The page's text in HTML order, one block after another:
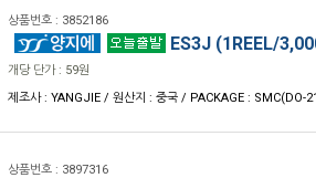
상품번호 : 3852186
ES3J (1REEL/
개당 단가 : 59원
제조사 : YANGJIE / 원산지 : 중국 / PACKAGE : SMC(DO-
상품번호 : 3897316